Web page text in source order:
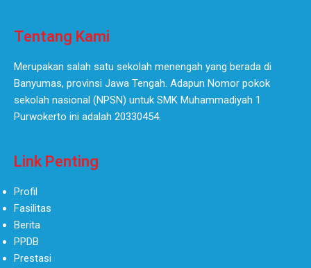
Tentang Kami
Merupakan salah satu sekolah menengah yang berada di
Banyumas, provinsi Jawa Tengah. Adapun Nomor pokok
sekolah nasional (NPSN) untuk SMK Muhammadiyah 1
Purwokerto ini adalah 20330454.
Link Penting
Profil
Fasilitas
Berita
PPDB
Prestasi